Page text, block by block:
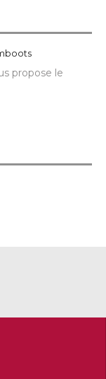
propose le